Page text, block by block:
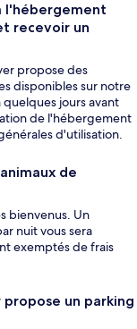
l'hébergement
recevoir un
propose des
disponibles sur notre
jours avant
de l'hébergement
d'utilisation.
de
bienvenus. Un
nuit vous sera
exemptés de frais
un parking